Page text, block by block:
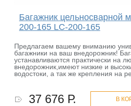
Багажник цельносварной
200-165 LC-200-165
Предлагаем вашему вниманию
багажники на ваш внедорожник!
устанавливаются практически на
внедорожник,имеют низкие и
водостоки, а так же крепления на
37 676 Р. В